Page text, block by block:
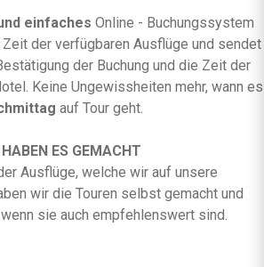
einfaches Online - Buchungssystem
der verfügbaren Ausflüge und sendet
der Buchung und die Zeit der
Keine Ungewissheiten mehr, wann es
auf Tour geht.
ES GEMACHT
Ausflüge, welche wir auf unsere
wir die Touren selbst gemacht und
sie auch empfehlenswert sind.